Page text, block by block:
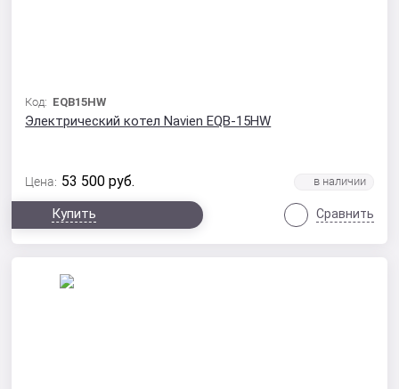
Код: EQB15HW
Электрический котел Navien EQB-15HW
Цена: 53 500 руб.
Купить Сравнить